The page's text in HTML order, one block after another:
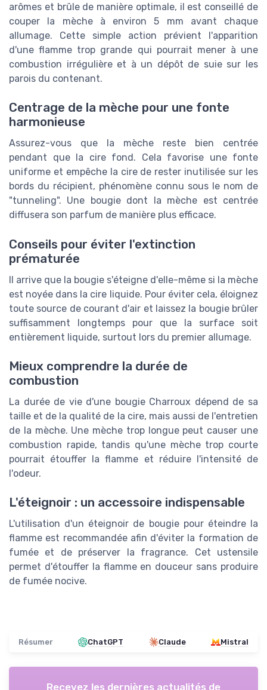
arômes et brûle de manière optimale, il est conseillé de
couper la mèche à environ 5 mm avant chaque
allumage. Cette simple action prévient l'apparition
d'une flamme trop grande qui pourrait mener à une
combustion irrégulière et à un dépôt de suie sur les
parois du contenant.
Centrage de la mèche pour une fonte
harmonieuse
Assurez-vous que la mèche reste bien centrée
pendant que la cire fond. Cela favorise une fonte
uniforme et empêche la cire de rester inutilisée sur les
bords du récipient, phénomène connu sous le nom de
"tunneling". Une bougie dont la mèche est centrée
diffusera son parfum de manière plus efficace.
Conseils pour éviter l'extinction
prématurée
Il arrive que la bougie s'éteigne d'elle-même si la mèche
est noyée dans la cire liquide. Pour éviter cela, éloignez
toute source de courant d'air et laissez la bougie brûler
suffisamment longtemps pour que la surface soit
entièrement liquide, surtout lors du premier allumage.
Mieux comprendre la durée de
combustion
La durée de vie d'une bougie Charroux dépend de sa
taille et de la qualité de la cire, mais aussi de l'entretien
de la mèche. Une mèche trop longue peut causer une
combustion rapide, tandis qu'une mèche trop courte
pourrait étouffer la flamme et réduire l'intensité de
l'odeur.
L'éteignoir : un accessoire indispensable
L'utilisation d'un éteignoir de bougie pour éteindre la
flamme est recommandée afin d'éviter la formation de
fumée et de préserver la fragrance. Cet ustensile
permet d'étouffer la flamme en douceur sans produire
de fumée nocive.
Résumer ChatGPT Claude Mistral
Recevez les dernières actualités de